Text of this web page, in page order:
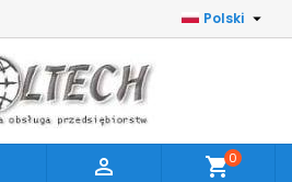
Polski 
 shopping_cart0